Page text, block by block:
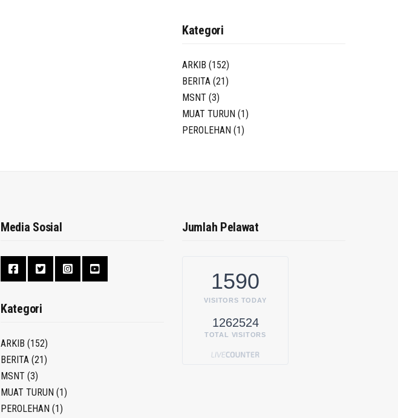
Kategori
ARKIB (152)
BERITA (21)
MSNT (3)
MUAT TURUN (1)
PEROLEHAN (1)
Media Sosial
Kategori
ARKIB (152)
BERITA (21)
MSNT (3)
MUAT TURUN (1)
PEROLEHAN (1)
Jumlah Pelawat
1590
VISITORS TODAY
1262524
TOTAL VISITORS